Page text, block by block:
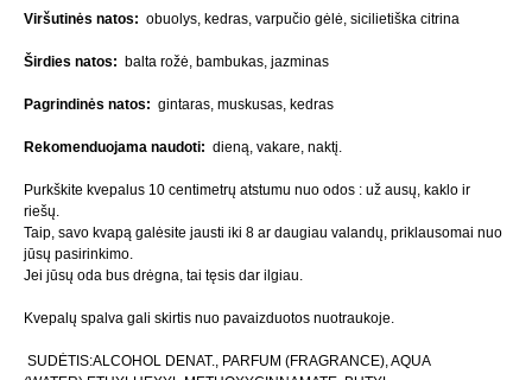
Viršutinės natos: obuolys, kedras, varpučio gėlė, sicilietiška citrina
Širdies natos: balta rožė, bambukas, jazminas
Pagrindinės natos: gintaras, muskusas, kedras
Rekomenduojama naudoti: dieną, vakare, naktį.
Purkškite kvepalus 10 centimetrų atstumu nuo odos : už ausų, kaklo ir
riešų.
Taip, savo kvapą galėsite jausti iki 8 ar daugiau valandų, priklausomai nuo
jūsų pasirinkimo.
Jei jūsų oda bus drėgna, tai tęsis dar ilgiau.
Kvepalų spalva gali skirtis nuo pavaizduotos nuotraukoje.
SUDĖTIS:ALCOHOL DENAT., PARFUM (FRAGRANCE), AQUA